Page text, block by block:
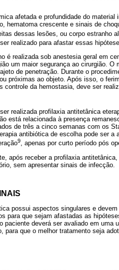
afetada e profundidade do
hematoma crescente e sinais de
dessas lesões, ou corpo
realizado para afastar essas
é realizada sob anestesia geral em
um maior segurança ao cirurgião. O
de penetração. Durante o
próximas ao objeto. Após isso, o
controle da hemostasia, deve ser
realizada profilaxia antitetânica
está relacionada à presença
de três a cinco semanas com os
antibiótica de escolha pode ser
9, apenas por curto período pós
após receber a profilaxia
sem apresentar sinais de infecção.
possui aspectos singulares e
para que sejam afastadas as
paciente deverá ser avaliado em uma
para que o melhor tratamento seja